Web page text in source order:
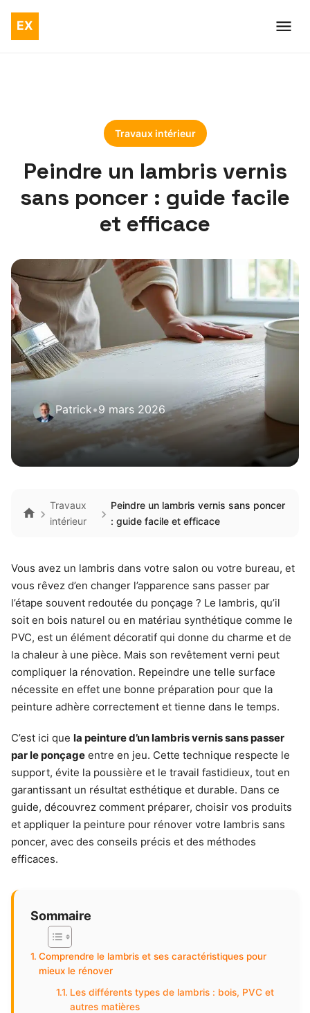
Travaux intérieur
Peindre un lambris vernis
sans poncer : guide facile
et efficace
Patrick•9 mars 2026
Travaux
intérieur
Peindre un lambris vernis sans poncer
: guide facile et efficace
Vous avez un lambris dans votre salon ou votre bureau, et
vous rêvez d’en changer l’apparence sans passer par
l’étape souvent redoutée du ponçage ? Le lambris, qu’il
soit en bois naturel ou en matériau synthétique comme le
PVC, est un élément décoratif qui donne du charme et de
la chaleur à une pièce. Mais son revêtement verni peut
compliquer la rénovation. Repeindre une telle surface
nécessite en effet une bonne préparation pour que la
peinture adhère correctement et tienne dans le temps.
C’est ici que la peinture d’un lambris vernis sans passer
par le ponçage entre en jeu. Cette technique respecte le
support, évite la poussière et le travail fastidieux, tout en
garantissant un résultat esthétique et durable. Dans ce
guide, découvrez comment préparer, choisir vos produits
et appliquer la peinture pour rénover votre lambris sans
poncer, avec des conseils précis et des méthodes
efficaces.
Sommaire
Comprendre le lambris et ses caractéristiques pour
mieux le rénover
Les différents types de lambris : bois, PVC et
autres matières